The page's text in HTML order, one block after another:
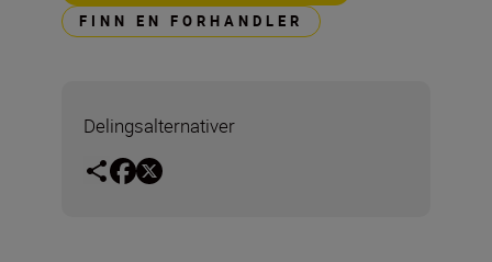
FINN EN FORHANDLER
Delingsalternativer